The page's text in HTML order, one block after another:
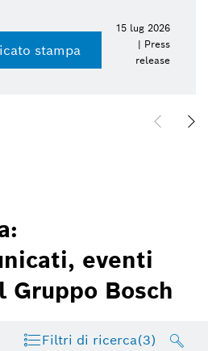
stampa
15 lug 2026
| Press
release
eventi
Bosch
Filtri di ricerca(3)